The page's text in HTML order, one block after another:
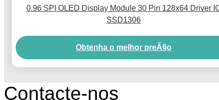
0.96 SPI OLED Display Module 30 Pin 128x64 Driver
SSD1306
Obtenha o melhor preÃ§o
Contacte-nos